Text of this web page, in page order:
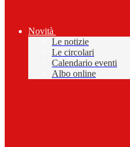
Novità
Le notizie
Le circolari
Calendario eventi
Albo online